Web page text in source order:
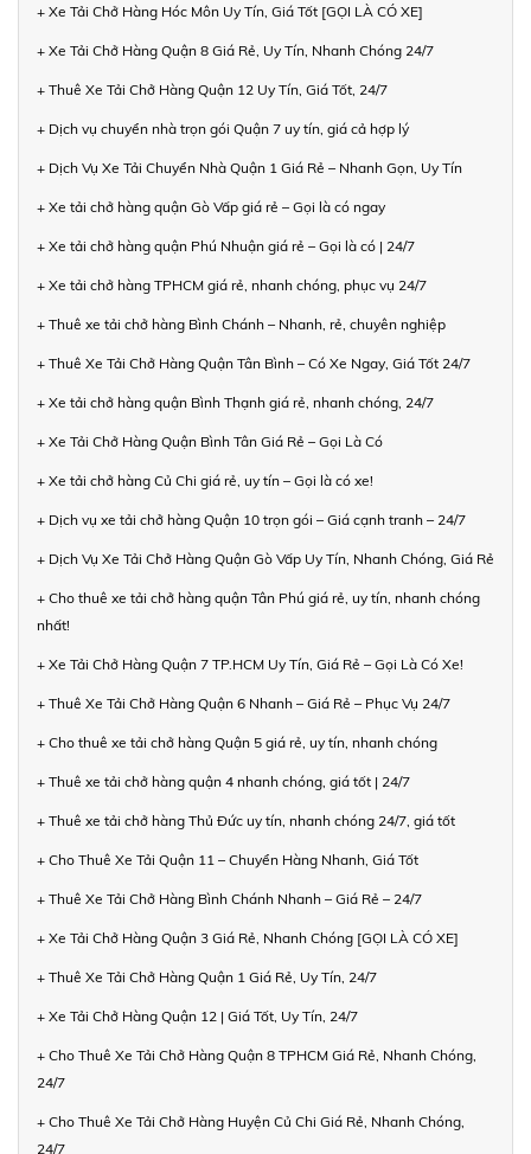
+ Xe Tải Chở Hàng Hóc Môn Uy Tín, Giá Tốt [GỌI LÀ CÓ XE]
+ Xe Tải Chở Hàng Quận 8 Giá Rẻ, Uy Tín, Nhanh Chóng 24/7
+ Thuê Xe Tải Chở Hàng Quận 12 Uy Tín, Giá Tốt, 24/7
+ Dịch vụ chuyển nhà trọn gói Quận 7 uy tín, giá cả hợp lý
+ Dịch Vụ Xe Tải Chuyển Nhà Quận 1 Giá Rẻ – Nhanh Gọn, Uy Tín
+ Xe tải chở hàng quận Gò Vấp giá rẻ – Gọi là có ngay
+ Xe tải chở hàng quận Phú Nhuận giá rẻ – Gọi là có | 24/7
+ Xe tải chở hàng TPHCM giá rẻ, nhanh chóng, phục vụ 24/7
+ Thuê xe tải chở hàng Bình Chánh – Nhanh, rẻ, chuyên nghiệp
+ Thuê Xe Tải Chở Hàng Quận Tân Bình – Có Xe Ngay, Giá Tốt 24/7
+ Xe tải chở hàng quận Bình Thạnh giá rẻ, nhanh chóng, 24/7
+ Xe Tải Chở Hàng Quận Bình Tân Giá Rẻ – Gọi Là Có
+ Xe tải chở hàng Củ Chi giá rẻ, uy tín – Gọi là có xe!
+ Dịch vụ xe tải chở hàng Quận 10 trọn gói – Giá cạnh tranh – 24/7
+ Dịch Vụ Xe Tải Chở Hàng Quận Gò Vấp Uy Tín, Nhanh Chóng, Giá Rẻ
+ Cho thuê xe tải chở hàng quận Tân Phú giá rẻ, uy tín, nhanh chóng
nhất!
+ Xe Tải Chở Hàng Quận 7 TP.HCM Uy Tín, Giá Rẻ – Gọi Là Có Xe!
+ Thuê Xe Tải Chở Hàng Quận 6 Nhanh – Giá Rẻ – Phục Vụ 24/7
+ Cho thuê xe tải chở hàng Quận 5 giá rẻ, uy tín, nhanh chóng
+ Thuê xe tải chở hàng quận 4 nhanh chóng, giá tốt | 24/7
+ Thuê xe tải chở hàng Thủ Đức uy tín, nhanh chóng 24/7, giá tốt
+ Cho Thuê Xe Tải Quận 11 – Chuyển Hàng Nhanh, Giá Tốt
+ Thuê Xe Tải Chở Hàng Bình Chánh Nhanh – Giá Rẻ – 24/7
+ Xe Tải Chở Hàng Quận 3 Giá Rẻ, Nhanh Chóng [GỌI LÀ CÓ XE]
+ Thuê Xe Tải Chở Hàng Quận 1 Giá Rẻ, Uy Tín, 24/7
+ Xe Tải Chở Hàng Quận 12 | Giá Tốt, Uy Tín, 24/7
+ Cho Thuê Xe Tải Chở Hàng Quận 8 TPHCM Giá Rẻ, Nhanh Chóng,
24/7
+ Cho Thuê Xe Tải Chở Hàng Huyện Củ Chi Giá Rẻ, Nhanh Chóng,
24/7